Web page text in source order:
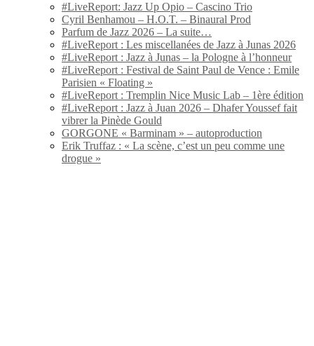
#LiveReport: Jazz Up Opio – Cascino Trio
Cyril Benhamou – H.O.T. – Binaural Prod
Parfum de Jazz 2026 – La suite…
#LiveReport : Les miscellanées de Jazz à Junas 2026
#LiveReport : Jazz à Junas – la Pologne à l’honneur
#LiveReport : Festival de Saint Paul de Vence : Emile
Parisien « Floating »
#LiveReport : Tremplin Nice Music Lab – 1ère édition
#LiveReport : Jazz à Juan 2026 – Dhafer Youssef fait
vibrer la Pinède Gould
GORGONE « Barminam » – autoproduction
Erik Truffaz : « La scène, c’est un peu comme une
drogue »